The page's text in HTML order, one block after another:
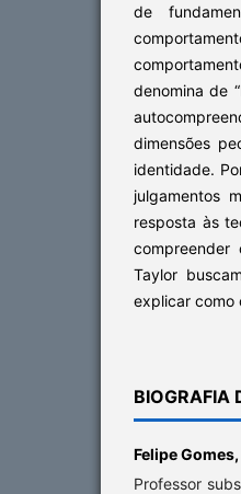
de
denomina de
dimensões
identidade.
julgamentos
resposta às
compreender
Taylor
explicar como
BIOGRAFIA
Felipe Gomes,
Professor